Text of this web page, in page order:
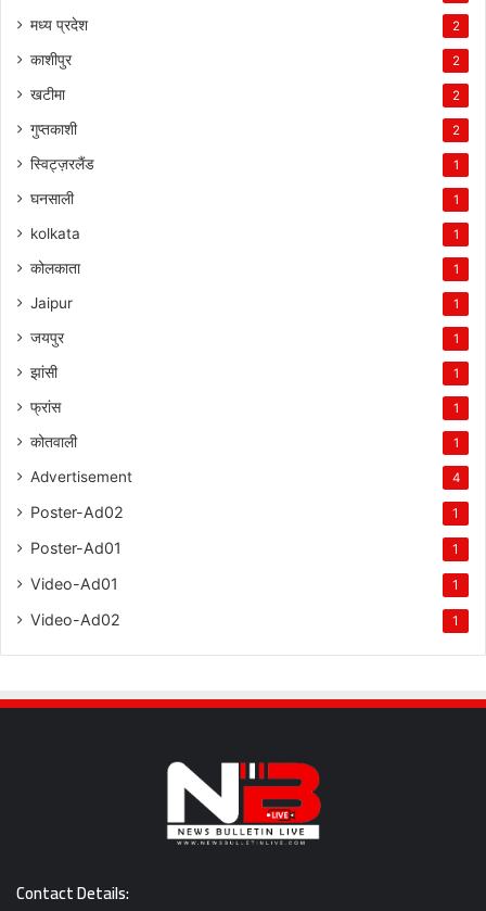
मध्य प्रदेश 2
काशीपुर 2
खटीमा 2
गुप्तकाशी 2
स्विट्ज़रलैंड 1
घनसाली 1
kolkata 1
कोलकाता 1
Jaipur 1
जयपुर 1
झांसी 1
फ्रांस 1
कोतवाली 1
Advertisement 4
Poster-Ad02 1
Poster-Ad01 1
Video-Ad01 1
Video-Ad02 1
Contact Details: